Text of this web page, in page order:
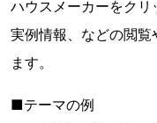
ハウスメーカーをクリ
実例情報、などの閲覧
ます。
■テーマの例